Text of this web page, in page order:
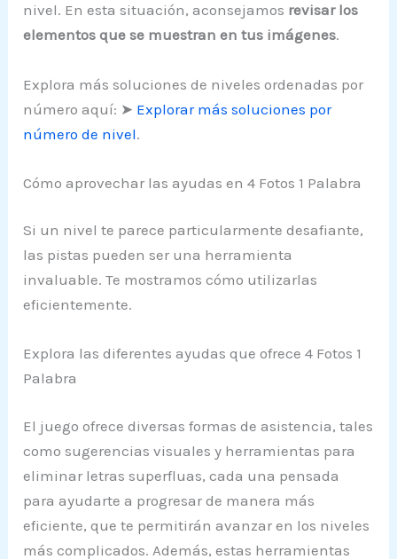
nivel. En esta situación, aconsejamos revisar los
elementos que se muestran en tus imágenes.
Explora más soluciones de niveles ordenadas por
número aquí: ➤ Explorar más soluciones por
número de nivel.
Cómo aprovechar las ayudas en 4 Fotos 1 Palabra
Si un nivel te parece particularmente desafiante,
las pistas pueden ser una herramienta
invaluable. Te mostramos cómo utilizarlas
eficientemente.
Explora las diferentes ayudas que ofrece 4 Fotos 1
Palabra
El juego ofrece diversas formas de asistencia, tales
como sugerencias visuales y herramientas para
eliminar letras superfluas, cada una pensada
para ayudarte a progresar de manera más
eficiente, que te permitirán avanzar en los niveles
más complicados. Además, estas herramientas